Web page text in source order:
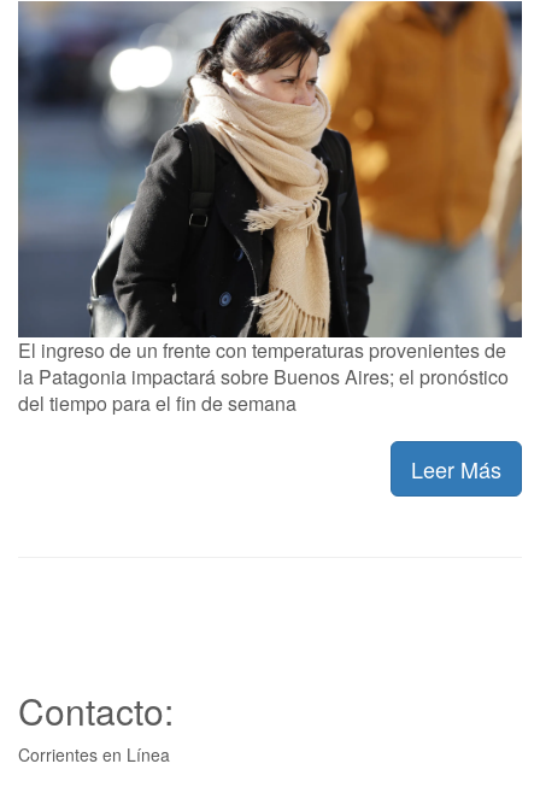
El ingreso de un frente con temperaturas provenientes de
la Patagonia impactará sobre Buenos Aires; el pronóstico
del tiempo para el fin de semana
Leer Más
Contacto:
Corrientes en Línea